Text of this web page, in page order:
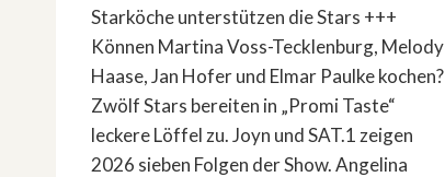
Starköche unterstützen die Stars +++
Können Martina Voss-Tecklenburg, Melody
Haase, Jan Hofer und Elmar Paulke kochen?
Zwölf Stars bereiten in „Promi Taste“
leckere Löffel zu. Joyn und SAT.1 zeigen
2026 sieben Folgen der Show. Angelina